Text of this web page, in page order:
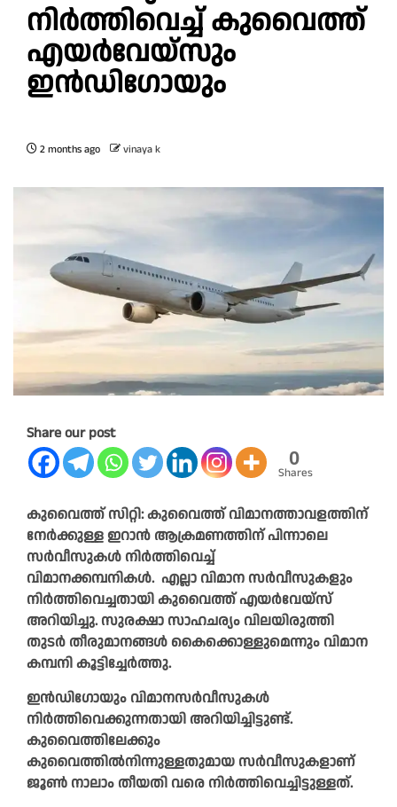
നിർത്തിവെച്ച് കുവൈത്ത്
എയർവേയ്‌സും
ഇൻഡിഗോയും
2 months ago vinaya k
Share our post
0
Shares
കുവൈത്ത് സിറ്റി: കുവൈത്ത് വിമാനത്താവളത്തിന്
നേർക്കുള്ള ഇറാൻ ആക്രമണത്തിന് പിന്നാലെ
സർവീസുകൾ നിർത്തിവെച്ച്
വിമാനക്കമ്പനികൾ. എല്ലാ വിമാന സർവീസുകളും
നിർത്തിവെച്ചതായി കുവൈത്ത് എയർവേയ്‌സ്
അറിയിച്ചു. സുരക്ഷാ സാഹചര്യം വിലയിരുത്തി
തുടർ തീരുമാനങ്ങൾ കൈക്കൊള്ളുമെന്നും വിമാന
കമ്പനി കൂട്ടിച്ചേർത്തു.
ഇൻഡിഗോയും വിമാനസർവീസുകൾ
നിർത്തിവെക്കുന്നതായി അറിയിച്ചിട്ടുണ്ട്.
കുവൈത്തിലേക്കും
കുവൈത്തിൽനിന്നുള്ളതുമായ സർവീസുകളാണ്
ജൂൺ നാലാം തീയതി വരെ നിർത്തിവെച്ചിട്ടുള്ളത്.